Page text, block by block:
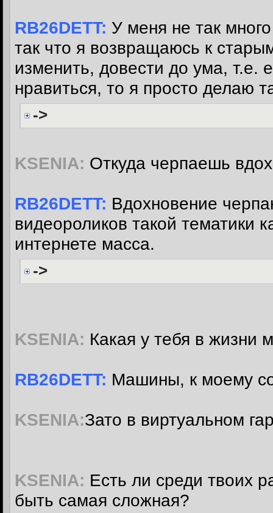
RB26DETT: У меня не так
так что я возвращаюсь к
изменить, довести до ума, т.е.
нравиться, то я просто делаю
->
KSENIA: Откуда черпаешь
RB26DETT: Вдохновение
видеороликов такой тематики
интернете масса.
->
KSENIA: Какая у тебя в жизни
RB26DETT: Машины, к моему
KSENIA:Зато в виртуальном
KSENIA: Есть ли среди твоих
быть самая сложная?